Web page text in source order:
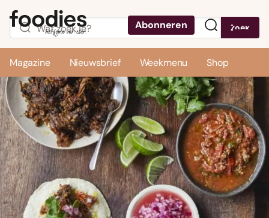
Abonneren Zoek
Magazine Nieuwsbrief Weekmenu Shop